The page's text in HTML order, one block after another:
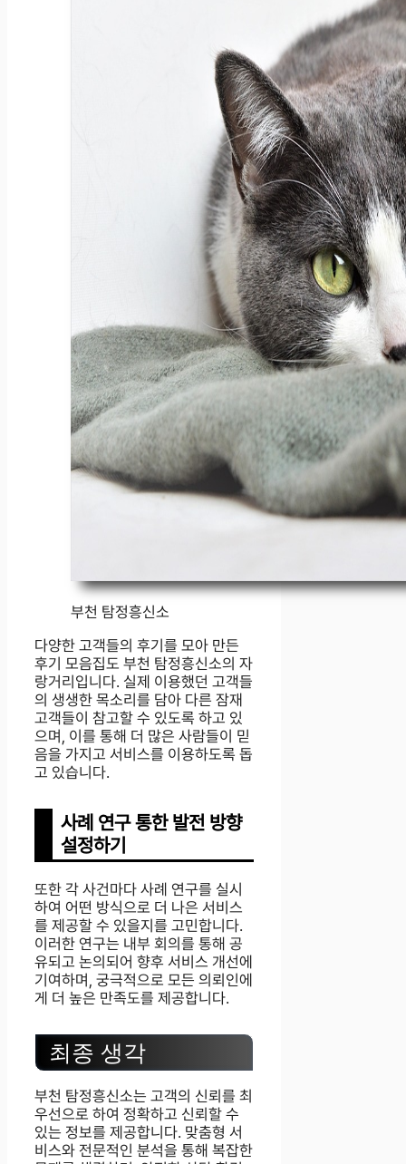
부천 탐정흥신소
다양한 고객들의 후기를 모아 만든
후기 모음집도 부천 탐정흥신소의 자
랑거리입니다. 실제 이용했던 고객들
의 생생한 목소리를 담아 다른 잠재
고객들이 참고할 수 있도록 하고 있
으며, 이를 통해 더 많은 사람들이 믿
음을 가지고 서비스를 이용하도록 돕
고 있습니다.
사례 연구 통한 발전 방향
설정하기
또한 각 사건마다 사례 연구를 실시
하여 어떤 방식으로 더 나은 서비스
를 제공할 수 있을지를 고민합니다.
이러한 연구는 내부 회의를 통해 공
유되고 논의되어 향후 서비스 개선에
기여하며, 궁극적으로 모든 의뢰인에
게 더 높은 만족도를 제공합니다.
최종 생각
부천 탐정흥신소는 고객의 신뢰를 최
우선으로 하여 정확하고 신뢰할 수
있는 정보를 제공합니다. 맞춤형 서
비스와 전문적인 분석을 통해 복잡한